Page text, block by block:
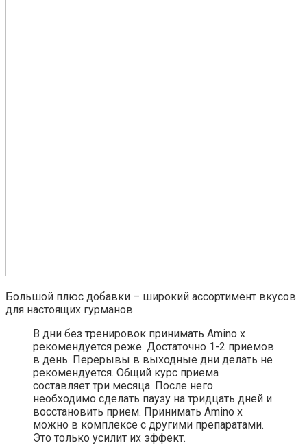
Большой плюс добавки – широкий ассортимент вкусов
для настоящих гурманов
В дни без тренировок принимать Amino x
рекомендуется реже. Достаточно 1-2 приемов
в день. Перерывы в выходные дни делать не
рекомендуется. Общий курс приема
составляет три месяца. После него
необходимо сделать паузу на тридцать дней и
восстановить прием. Принимать Amino x
можно в комплексе с другими препаратами.
Это только усилит их эффект.